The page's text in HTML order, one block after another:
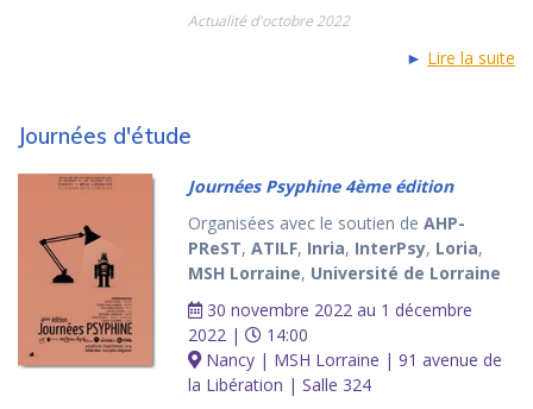
Actualité d'octobre 2022
► Lire la suite
Journées d'étude
Journées Psyphine 4ème édition
Organisées avec le soutien deAHP-
PReST,ATILF, Inria, InterPsy, Loria,
MSH Lorraine, Université de Lorraine
30 novembre 2022 au 1 décembre
2022 |
14:00
Nancy | MSH Lorraine | 91 avenue de
la Libération | Salle 324